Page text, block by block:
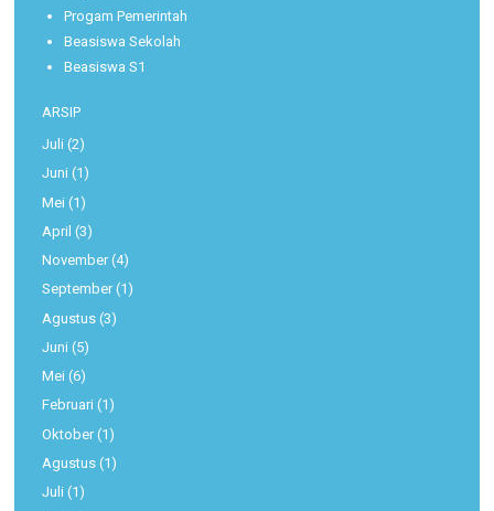
Progam Pemerintah
Beasiswa Sekolah
Beasiswa S1
ARSIP
Juli (2)
Juni (1)
Mei (1)
April (3)
November(4)
September(1)
Agustus (3)
Juni (5)
Mei (6)
Februari (1)
Oktober(1)
Agustus (1)
Juli (1)